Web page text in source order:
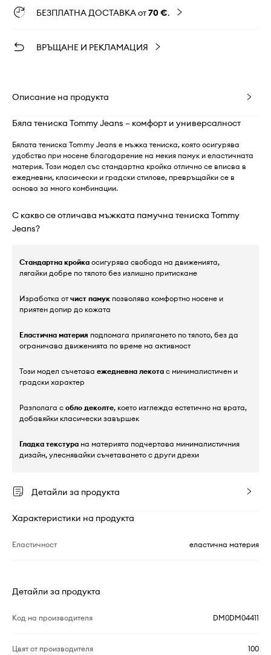
БЕЗПЛАТНА ДОСТАВКА от70 €.
ВРЪЩАНЕ И РЕКЛАМАЦИЯ
Описание на продукта
Бяла тениска Tommy Jeans – комфорт и универсалност
Бялата тениска Tommy Jeans е мъжка тениска, която осигурява
удобство при носене благодарение на мекия памук и еластичната
материя. Този модел със стандартна кройка отлично се вписва в
ежедневни, класически и градски стилове, превръщайки се в
основа за много комбинации.
С какво се отличава мъжката памучна тениска Tommy
Jeans?
Стандартна кройка осигурява свобода на движенията,
лягайки добре по тялото без излишно притискане
Изработка отчист памук позволява комфортно носене и
приятен допир до кожата
Еластична материя подпомага прилягането по тялото, без да
ограничава движенията по време на активност
Този модел съчетава ежедневна лекота с минималистичен и
градски характер
Разполага с обло деколте, което изглежда естетично на врата,
добавяйки класически завършек
Гладка текстура на материята подчертава минималистичния
дизайн, улеснявайки съчетаването с други дрехи
Детайли за продукта
Характеристики на продукта
Еластичност еластична материя
Детайли за продукта
Код на производителя DM0DM04411
Цвят от производителя 100